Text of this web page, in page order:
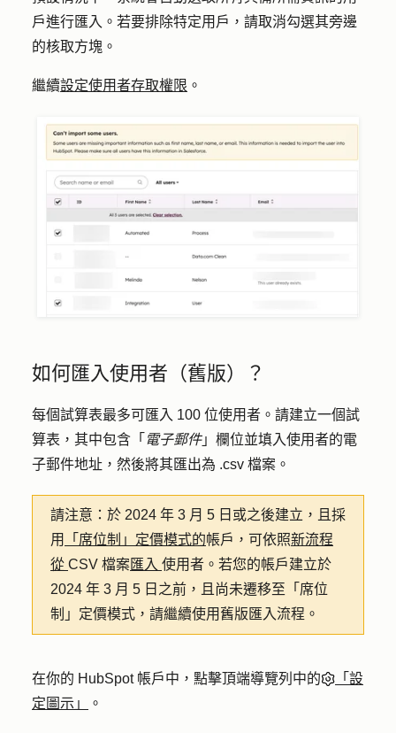
戶進行匯入。若要排除特定用戶，請取消勾選其旁邊
的核取方塊。
繼續設定使用者存取權限 。
如何匯入使用者（舊版）？
每個試算表最多可匯入 100 位使用者。請建立一個試
算表，其中包含「 電子郵件」欄位並填入使用者的電
子郵件地址，然後將其匯出為 .csv 檔案。
請注意： 於 2024 年 3 月 5 日或之後建立，且採
用
「席位制」定價模式的帳戶，可依照新流程
從 CSV 檔案匯入 使用者。若您的帳戶建立於
2024 年 3 月 5 日之前，且尚未遷移至「席位
制」定價模式，請繼續使用舊版匯入流程。
在你的 HubSpot 帳戶中，點擊頂端導覽列中的
「設
定圖示」
。